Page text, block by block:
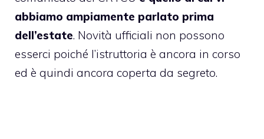
abbiamo ampiamente parlato prima
dell’estate. Novità ufficiali non possono
esserci poiché l’istruttoria è ancora in corso
ed è quindi ancora coperta da segreto.